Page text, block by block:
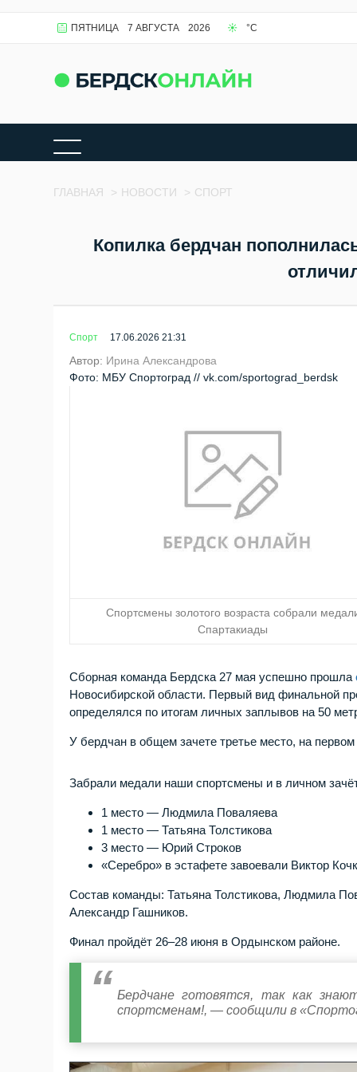
ПЯТНИЦА 7 АВГУСТА 2026 БЕРДСК
ГЛАВНАЯ > НОВОСТИ > СПОРТ
Копилка бердчан
Спорт 17.06.2026 21:31
Автор: Ирина Александрова
Фото: МБУ Спортоград // vk.com/sportograd_berdsk
Спортсмены золотого возраста собрали
Спартакиады
Сборная команда Бердска 27 мая успешно прошла
Новосибирской области. Первый вид финальной
определялся по итогам личных заплывов на 50
У бердчан в общем зачете третье место, на
Забрали медали наши спортсмены и в личном
1 место — Людмила Поваляева
1 место — Татьяна Толстикова
3 место — Юрий Строков
«Серебро» в эстафете завоевали Виктор
Состав команды: Татьяна Толстикова, Людмила
Александр Гашников.
Финал пройдёт 26–28 июня в Ордынском районе.
Бердчане готовятся, так как
спортсменам!, — сообщили в